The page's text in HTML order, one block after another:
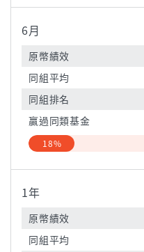
6月
原幣績效
同組平均
同組排名
贏過同類基金
18%
1年
原幣績效
同組平均